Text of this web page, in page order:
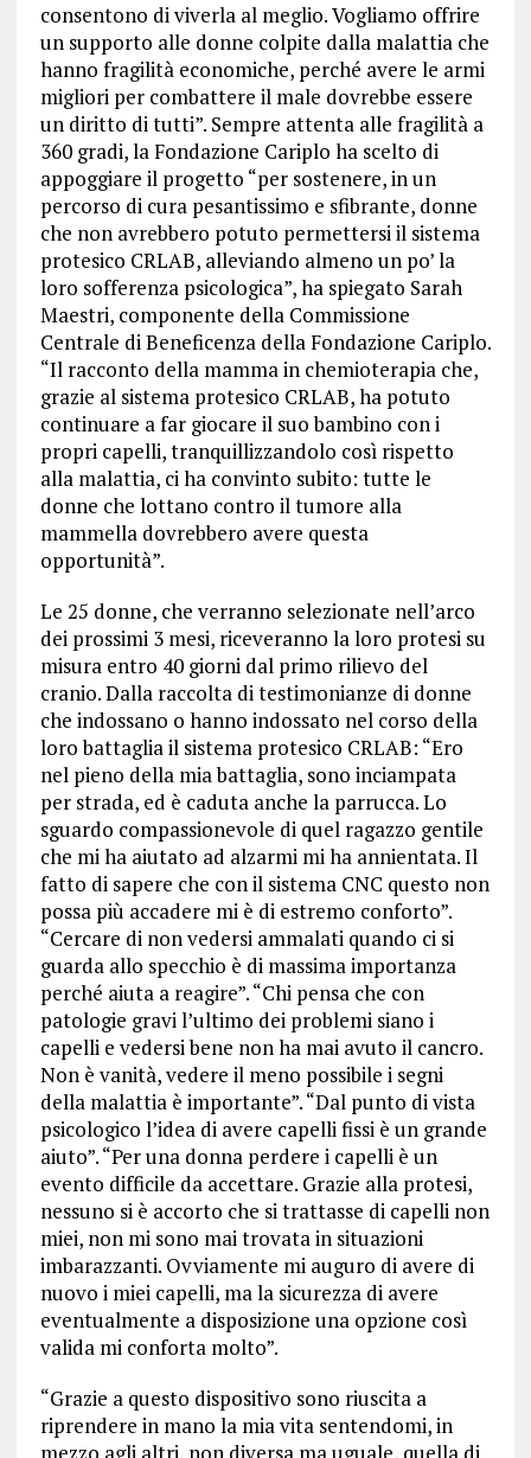
consentono di viverla al meglio. Vogliamo offrire
un supporto alle donne colpite dalla malattia che
hanno fragilità economiche, perché avere le armi
migliori per combattere il male dovrebbe essere
un diritto di tutti”. Sempre attenta alle fragilità a
360 gradi, la Fondazione Cariplo ha scelto di
appoggiare il progetto “per sostenere, in un
percorso di cura pesantissimo e sfibrante, donne
che non avrebbero potuto permettersi il sistema
protesico CRLAB, alleviando almeno un po’ la
loro sofferenza psicologica”, ha spiegato Sarah
Maestri, componente della Commissione
Centrale di Beneficenza della Fondazione Cariplo.
“Il racconto della mamma in chemioterapia che,
grazie al sistema protesico CRLAB, ha potuto
continuare a far giocare il suo bambino con i
propri capelli, tranquillizzandolo così rispetto
alla malattia, ci ha convinto subito: tutte le
donne che lottano contro il tumore alla
mammella dovrebbero avere questa
opportunità”.
Le 25 donne, che verranno selezionate nell’arco
dei prossimi 3 mesi, riceveranno la loro protesi su
misura entro 40 giorni dal primo rilievo del
cranio. Dalla raccolta di testimonianze di donne
che indossano o hanno indossato nel corso della
loro battaglia il sistema protesico CRLAB: “Ero
nel pieno della mia battaglia, sono inciampata
per strada, ed è caduta anche la parrucca. Lo
sguardo compassionevole di quel ragazzo gentile
che mi ha aiutato ad alzarmi mi ha annientata. Il
fatto di sapere che con il sistema CNC questo non
possa più accadere mi è di estremo conforto”.
“Cercare di non vedersi ammalati quando ci si
guarda allo specchio è di massima importanza
perché aiuta a reagire”. “Chi pensa che con
patologie gravi l’ultimo dei problemi siano i
capelli e vedersi bene non ha mai avuto il cancro.
Non è vanità, vedere il meno possibile i segni
della malattia è importante”. “Dal punto di vista
psicologico l’idea di avere capelli fissi è un grande
aiuto”. “Per una donna perdere i capelli è un
evento difficile da accettare. Grazie alla protesi,
nessuno si è accorto che si trattasse di capelli non
miei, non mi sono mai trovata in situazioni
imbarazzanti. Ovviamente mi auguro di avere di
nuovo i miei capelli, ma la sicurezza di avere
eventualmente a disposizione una opzione così
valida mi conforta molto”.
“Grazie a questo dispositivo sono riuscita a
riprendere in mano la mia vita sentendomi, in